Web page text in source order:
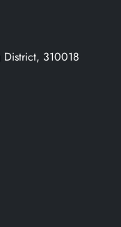
District, 310018